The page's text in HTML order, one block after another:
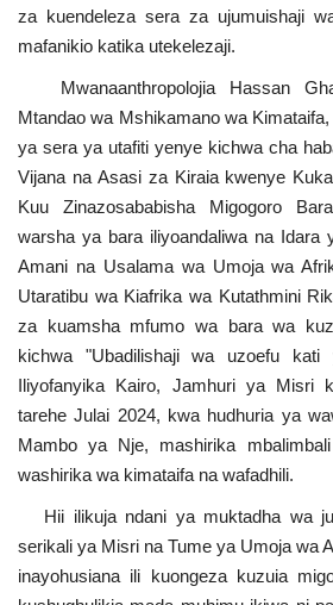
Nyaraka na Marejeleo
Waanzilishi
Raia wa ulimwengu mzima
Nyaraka
Nafasi
Washiriki
Video
Maonyesho
Wadhamini
Language
za kuendeleza sera za ujumuishaji
mafanikio katika utekelezaji.
Mwanaanthropolojia Hassan
Mtandao wa Mshikamano wa
ya sera ya utafiti yenye kichwa cha
Vijana na Asasi za Kiraia kwenye
Kuu Zinazosababisha Migogoro
warsha ya bara iliyoandaliwa na Idara
Amani na Usalama wa Umoja wa
Utaratibu wa Kiafrika wa Kutathmini
za kuamsha mfumo wa bara wa
kichwa "Ubadilishaji wa uzoefu kati
Iliyofanyika Kairo, Jamhuri ya Misri
tarehe Julai 2024, kwa hudhuria ya
Mambo ya Nje, mashirika
washirika wa kimataifa na wafadhili.
Hii ilikuja ndani ya muktadha wa
serikali ya Misri na Tume ya Umoja wa
inayohusiana ili kuongeza kuzuia